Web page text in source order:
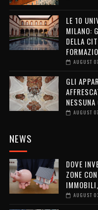
LE 10
MILANO:
DELLA
AUGUST
GLI
AUGUST
NEWS
DOVE
ZONE
AUGUST